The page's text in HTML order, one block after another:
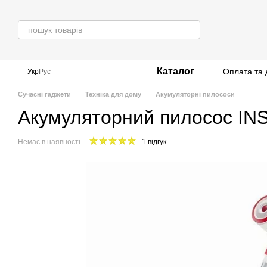
УкрРус Каталог Оплата та
Сучасні гаджети Техніка для дому Акумуляторні пилососи
Акумуляторний пилосос
Немає в наявності 1 відгук